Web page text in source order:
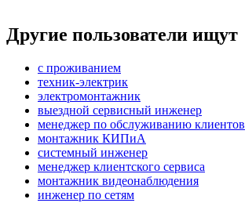
Другие пользователи ищут
с проживанием
техник-электрик
электромонтажник
выездной сервисный инженер
менеджер по обслуживанию клиентов
монтажник КИПиА
системный инженер
менеджер клиентского сервиса
монтажник видеонаблюдения
инженер по сетям